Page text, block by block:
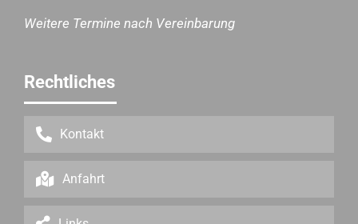
Weitere Termine nach Vereinbarung
Rechtliches
Kontakt
Anfahrt